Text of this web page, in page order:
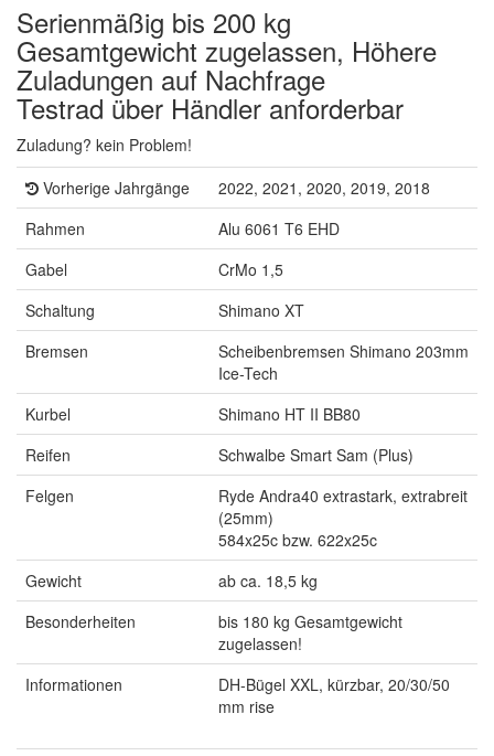
Serienmäßig bis 200 kg
Gesamtgewicht zugelassen, Höhere
Zuladungen auf Nachfrage
Testrad über Händler anforderbar
Zuladung? kein Problem!
Vorherige Jahrgänge
2022, 2021, 2020, 2019, 2018
Rahmen
Alu 6061 T6 EHD
Gabel
CrMo 1,5
Schaltung
Shimano XT
Bremsen
Scheibenbremsen Shimano 203mm
Ice-Tech
Kurbel
Shimano HT II BB80
Reifen
Schwalbe Smart Sam (Plus)
Felgen
Ryde Andra40 extrastark, extrabreit
(25mm)
584x25c bzw. 622x25c
Gewicht
ab ca. 18,5 kg
Besonderheiten
bis 180 kg Gesamtgewicht
zugelassen!
Informationen
DH-Bügel XXL, kürzbar, 20/30/50
mm rise